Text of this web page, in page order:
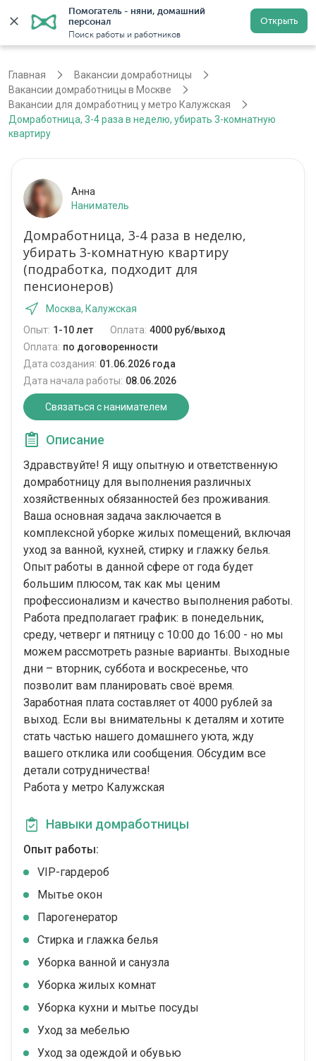
Помогатель - няни, домашний
персонал
Поиск работы и работников
Открыть
Регистрация
Главная
Вакансии домработницы
Вакансии домработницы в Москве
Вакансии для домработниц у метро Калужская
Домработница, 3-4 раза в неделю, убирать 3-комнатную
квартиру
Анна
Наниматель
Домработница, 3-4 раза в неделю,
убирать 3-комнатную квартиру
(подработка, подходит для
пенсионеров)
Москва, Калужская
Опыт: 1-10 лет Оплата: 4000 руб/выход
Оплата: по договоренности
Дата создания: 01.06.2026 года
Дата начала работы: 08.06.2026
Связаться с нанимателем
Описание
Здравствуйте! Я ищу опытную и ответственную
домработницу для выполнения различных
хозяйственных обязанностей без проживания.
Ваша основная задача заключается в
комплексной уборке жилых помещений, включая
уход за ванной, кухней, стирку и глажку белья.
Опыт работы в данной сфере от года будет
большим плюсом, так как мы ценим
профессионализм и качество выполнения работы.
Работа предполагает график: в понедельник,
среду, четверг и пятницу с 10:00 до 16:00 - но мы
можем рассмотреть разные варианты. Выходные
дни – вторник, суббота и воскресенье, что
позволит вам планировать своё время.
Заработная плата составляет от 4000 рублей за
выход. Если вы внимательны к деталям и хотите
стать частью нашего домашнего уюта, жду
вашего отклика или сообщения. Обсудим все
детали сотрудничества!
Работа у метро Калужская
Навыки домработницы
Опыт работы:
VIP-гардероб
Мытье окон
Парогенератор
Стирка и глажка белья
Уборка ванной и санузла
Уборка жилых комнат
Уборка кухни и мытье посуды
Уход за мебелью
Уход за одеждой и обувью